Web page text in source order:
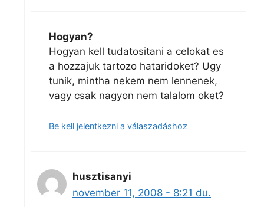
Hogyan?
Hogyan kell tudatositani a celokat es
a hozzajuk tartozo hataridoket? Ugy
tunik, mintha nekem nem lennenek,
vagy csak nagyon nem talalom oket?
Be kell jelentkezni a válaszadáshoz
husztisanyi
november 11, 2008 - 8:21 du.